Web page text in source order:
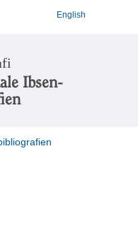
English
Ibsen-